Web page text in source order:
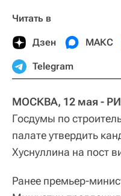
Читать в
Дзен МАКС
Telegram
МОСКВА, 12 мая -
Госдумы по
палате утвердить
Хуснуллина на пост
Ранее премьер-